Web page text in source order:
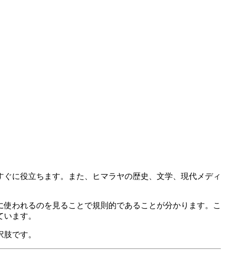
に役立ちます。また、ヒマラヤの歴史、文学、現代メディ
われるのを見ることで規則的であることが分かります。こ
ます。
です。